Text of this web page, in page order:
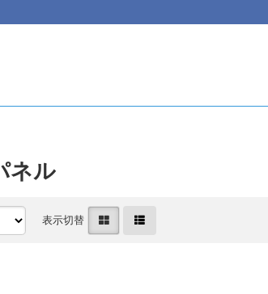
ネル
表示切替